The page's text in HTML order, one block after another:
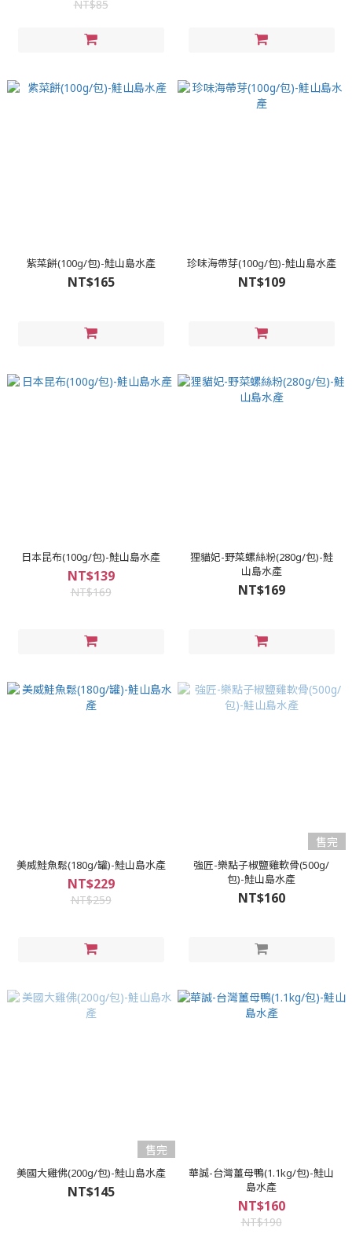
NT$85
紫菜餅(100g/包)-鮭山島水產
NT$165
珍味海帶芽(100g/包)-鮭山島水產
NT$109
日本昆布(100g/包)-鮭山島水產
NT$139
NT$169
狸貓妃-野菜螺絲粉(280g/包)-鮭
山島水產
NT$169
美威鮭魚鬆(180g/罐)-鮭山島水產
NT$229
NT$259
售完
強匠-樂點子椒鹽雞軟骨(500g/
包)-鮭山島水產
NT$160
售完
美國大雞佛(200g/包)-鮭山島水產
NT$145
華誠-台灣薑母鴨(1.1kg/包)-鮭山
島水產
NT$160
NT$190